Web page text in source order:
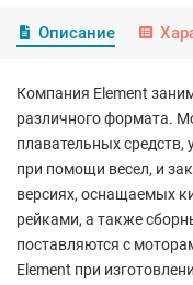
Описание
Компания Element
различного формата.
плавательных
при помощи весел, и
версиях, оснащаемых
рейками, а также
поставляются с
Element при